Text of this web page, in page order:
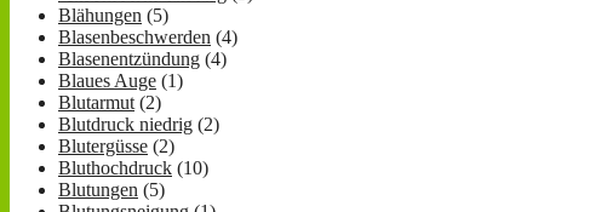
Blähungen (5)
Blasenbeschwerden (4)
Blasenentzündung (4)
Blaues Auge (1)
Blutarmut (2)
Blutdruck niedrig (2)
Blutergüsse (2)
Bluthochdruck (10)
Blutungen (5)